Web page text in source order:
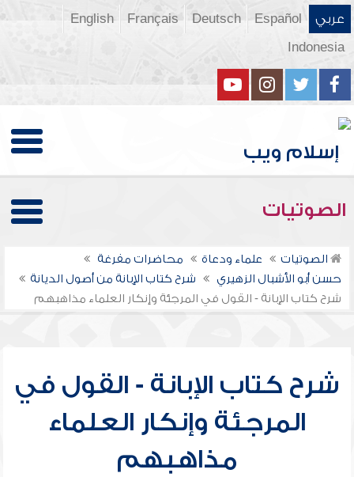
عربي Español
Deutsch
Français
English
Indonesia
الصوتيات
الصوتيات علماء ودعاة
محاضرات مفرغة
حسن أبو الأشبال الزهيري
شرح كتاب الإبانة من أصول الديانة
شرح كتاب الإبانة - القول في المرجئة وإنكار العلماء مذاهبهم
شرح كتاب الإبانة - القول في
المرجئة وإنكار العلماء
مذاهبهم